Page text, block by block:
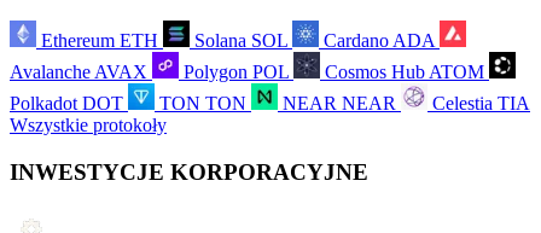
Ethereum ETH Solana SOL Cardano ADA
Avalanche AVAX Polygon POL Cosmos Hub ATOM
Polkadot DOT TON TON NEAR NEAR Celestia TIA
Wszystkie protokoły
INWESTYCJE KORPORACYJNE